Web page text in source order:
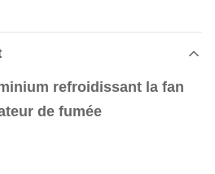
refroidissant la fan
de fumée